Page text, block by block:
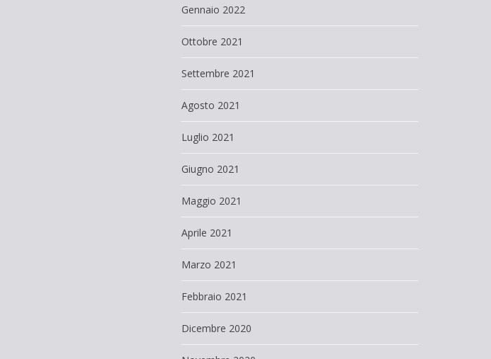
Gennaio 2022
Ottobre 2021
Settembre 2021
Agosto 2021
Luglio 2021
Giugno 2021
Maggio 2021
Aprile 2021
Marzo 2021
Febbraio 2021
Dicembre 2020